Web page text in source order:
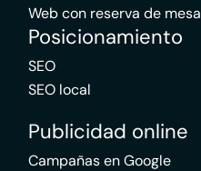
Web con reserva de mesa
Posicionamiento
SEO
SEO local
Publicidad online
Campañas en Google